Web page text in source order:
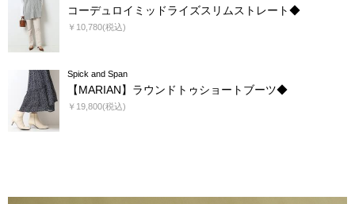
コーデュロイミッドライズスリムストレート◆
￥10,780(税込)
Spick and Span
【MARIAN】ラウンドトゥショートブーツ◆
￥19,800(税込)